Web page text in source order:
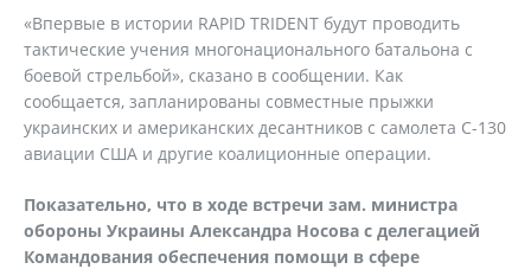
«Впервые в истории RAPID TRIDENT будут проводить
тактические учения многонационального батальона с
боевой стрельбой», сказано в сообщении. Как
сообщается, запланированы совместные прыжки
украинских и американских десантников с самолета С-130
авиации США и другие коалиционные операции.
Показательно, что в ходе встречи зам. министра
обороны Украины Александра Носова с делегацией
Командования обеспечения помощи в сфере